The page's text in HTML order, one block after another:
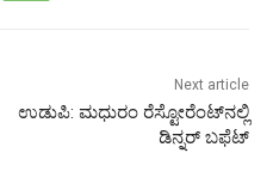
Next article
ಉಡುಪಿ: ಮಧುರಂ ರೆಸ್ಟೋರೆಂಟ್‍ನಲ್ಲಿ
ಡಿನ್ನರ್ ಬಫೆಟ್